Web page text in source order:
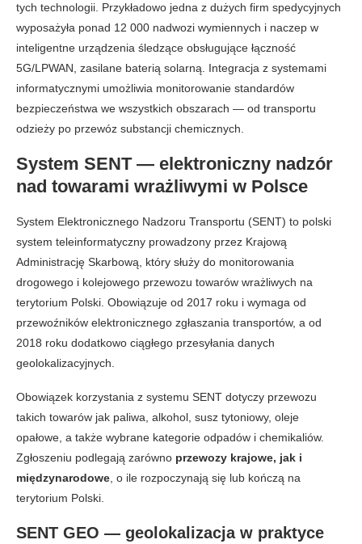
tych technologii. Przykładowo jedna z dużych firm spedycyjnych
wyposażyła ponad 12 000 nadwozi wymiennych i naczep w
inteligentne urządzenia śledzące obsługujące łączność
5G/LPWAN, zasilane baterią solarną. Integracja z systemami
informatycznymi umożliwia monitorowanie standardów
bezpieczeństwa we wszystkich obszarach — od transportu
odzieży po przewóz substancji chemicznych.
System SENT — elektroniczny nadzór
nad towarami wrażliwymi w Polsce
System Elektronicznego Nadzoru Transportu (SENT) to polski
system teleinformatyczny prowadzony przez Krajową
Administrację Skarbową, który służy do monitorowania
drogowego i kolejowego przewozu towarów wrażliwych na
terytorium Polski. Obowiązuje od 2017 roku i wymaga od
przewoźników elektronicznego zgłaszania transportów, a od
2018 roku dodatkowo ciągłego przesyłania danych
geolokalizacyjnych.
Obowiązek korzystania z systemu SENT dotyczy przewozu
takich towarów jak paliwa, alkohol, susz tytoniowy, oleje
opałowe, a także wybrane kategorie odpadów i chemikaliów.
Zgłoszeniu podlegają zarówno przewozy krajowe, jak i
międzynarodowe , o ile rozpoczynają się lub kończą na
terytorium Polski.
SENT GEO — geolokalizacja w praktyce